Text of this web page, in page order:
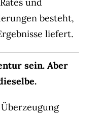
besteht,
liefert.
sein. Aber